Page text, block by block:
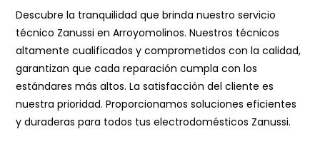
Descubre la tranquilidad que brinda nuestro servicio
técnico Zanussi en Arroyomolinos. Nuestros técnicos
altamente cualificados y comprometidos con la calidad,
garantizan que cada reparación cumpla con los
estándares más altos. La satisfacción del cliente es
nuestra prioridad. Proporcionamos soluciones eficientes
y duraderas para todos tus electrodomésticos Zanussi.